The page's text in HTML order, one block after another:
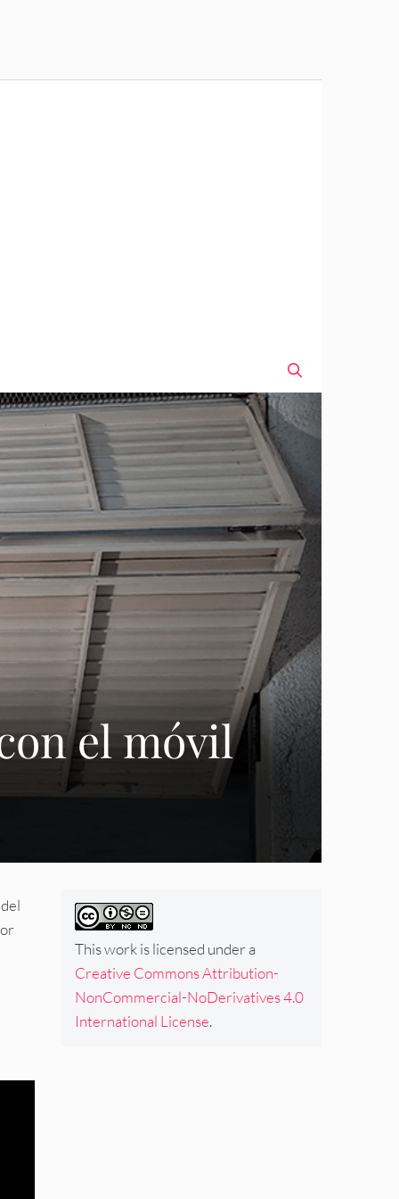
el móvil
This work is licensed under a
Creative Commons Attribution-
NonCommercial-NoDerivatives 4.0
International License.